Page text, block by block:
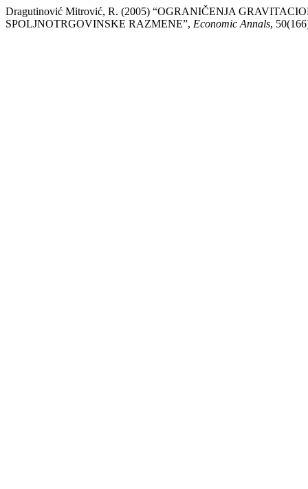
Dragutinović Mitrović, R. (2005) “OGRANIČENJA
SPOLJNOTRGOVINSKE RAZMENE”, Economic Annals,